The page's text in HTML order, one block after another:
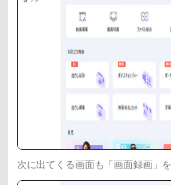
次に出てくる画面も「画面録画」